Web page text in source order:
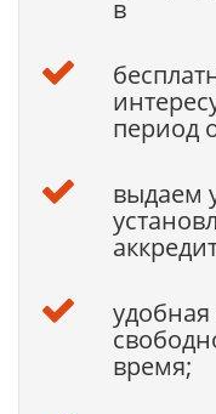
в
период
выдаем
время;